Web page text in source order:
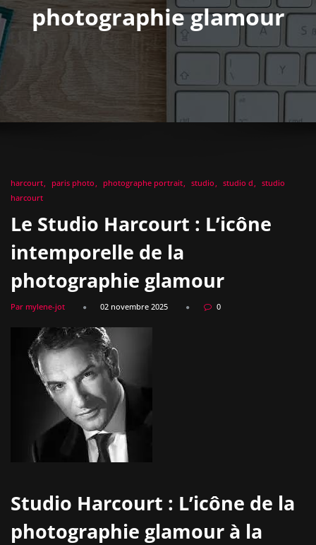
photographie glamour
harcourt paris photo photographe portrait studio studio d
studio
harcourt
Le Studio Harcourt : L’icône
intemporelle de la
photographie glamour
Par mylene-jot 02 novembre 2025 0
Studio Harcourt : L’icône de la
photographie glamour à la